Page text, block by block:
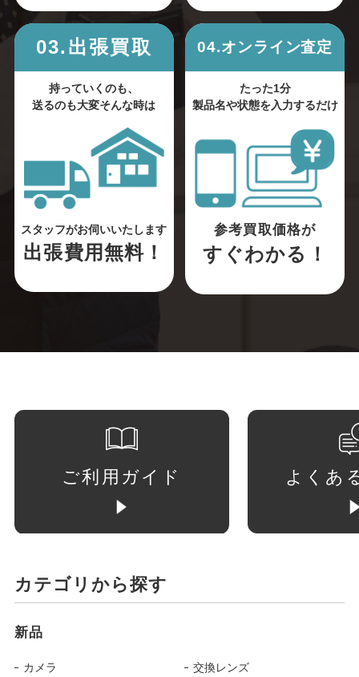
03.出張買取
持っていくのも、
送るのも大変そんな時は
スタッフがお伺いいたします
出張費用無料！
04.オンライン査定
たった1分
製品名や状態を入力するだけ
参考買取価格が
すぐわかる！
ご利用ガイド よくあ
カテゴリから探す
新品
カメラ 交換レンズ